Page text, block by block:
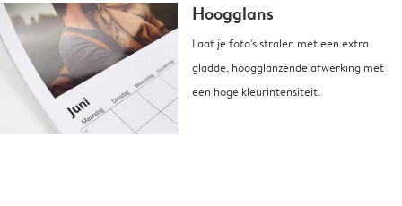
Hoogglans
Laat je foto's stralen met een extra
gladde, hoogglanzende afwerking met
een hoge kleurintensiteit.